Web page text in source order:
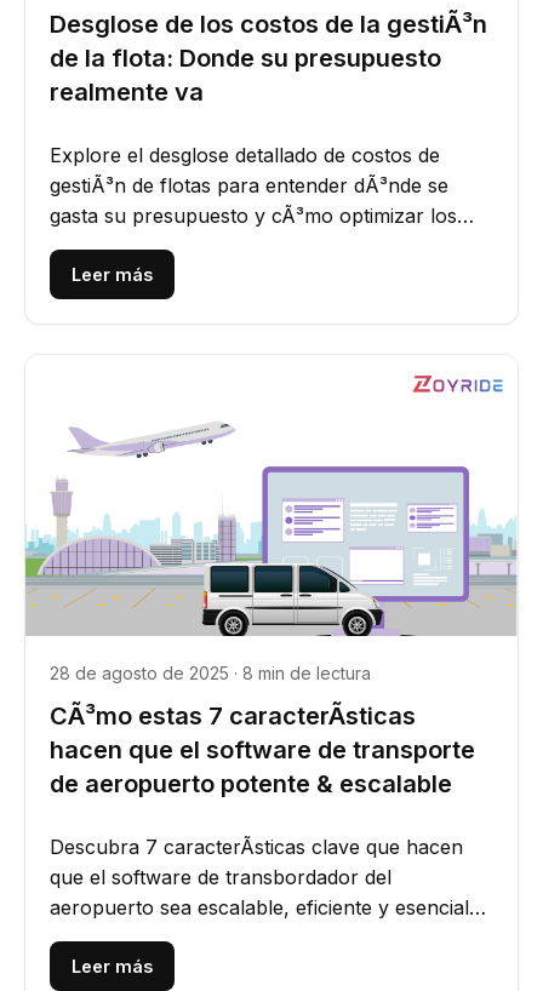
Desglose de los costos de la gestiÃ³n
de la flota: Donde su presupuesto
realmente va
Explore el desglose detallado de costos de
gestiÃ³n de flotas para entender dÃ³nde se
gasta su presupuesto y cÃ³mo optimizar los
gastos para mejores...
Leer más
28 de agosto de 2025 · 8 min de lectura
CÃ³mo estas 7 caracterÃ­sticas
hacen que el software de transporte
de aeropuerto potente & escalable
Descubra 7 caracterÃ­sticas clave que hacen
que el software de transbordador del
aeropuerto sea escalable, eficiente y esencial
para operaciones suaves y mejor...
Leer más